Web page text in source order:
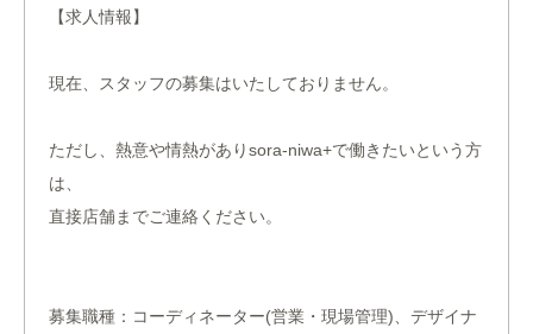
【求人情報】
現在、スタッフの募集はいたしておりません。
ただし、熱意や情熱がありsora-niwa+で働きたいという方
は、
直接店舗までご連絡ください。
募集職種：コーディネーター(営業・現場管理)、デザイナ